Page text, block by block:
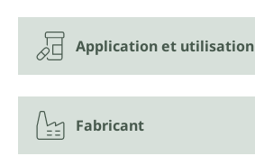
Application et utilisation
Fabricant